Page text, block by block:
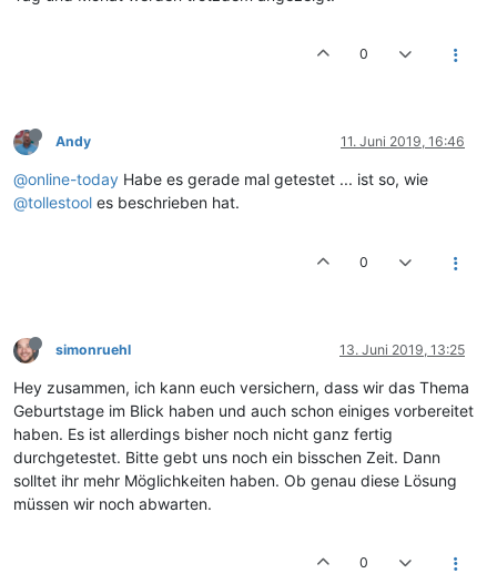
0
Andy 11. Juni 2019, 16:46
@online-today Habe es gerade mal getestet ... ist so, wie
@tollestool es beschrieben hat.
0
simonruehl 13. Juni 2019, 13:25
Hey zusammen, ich kann euch versichern, dass wir das Thema
Geburtstage im Blick haben und auch schon einiges vorbereitet
haben. Es ist allerdings bisher noch nicht ganz fertig
durchgetestet. Bitte gebt uns noch ein bisschen Zeit. Dann
solltet ihr mehr Möglichkeiten haben. Ob genau diese Lösung
müssen wir noch abwarten.
0